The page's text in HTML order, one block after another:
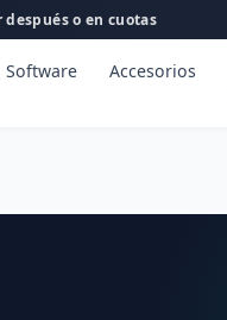
después o en cuotas
Software Accesorios